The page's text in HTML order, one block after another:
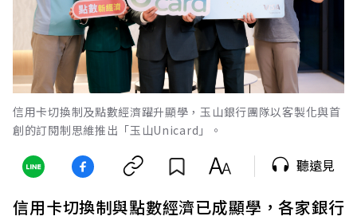
信用卡切換制及點數經濟躍升顯學，玉山銀行團隊以客製化與首
創的訂閱制思維推出「玉山Unicard」。
聽遠見
信用卡切換制與點數經濟已成顯學，各家銀行